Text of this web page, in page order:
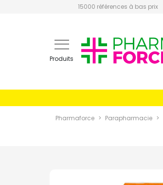
15000 références à bas prix
Produits
Pharmaforce Parapharmacie